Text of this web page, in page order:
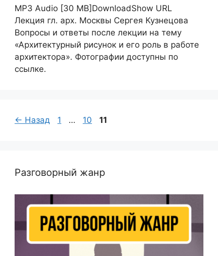
MP3 Audio [30 MB]DownloadShow URL
Лекция гл. арх. Москвы Сергея Кузнецова
Вопросы и ответы после лекции на тему
«Архитектурный рисунок и его роль в работе
архитектора». Фотографии доступны по
ссылке.
← Назад Страница
1 … Страница
10 Страница
11
Разговорный жанр